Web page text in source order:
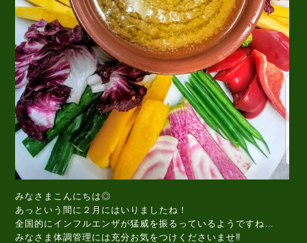
みなさまこんにちは◎
あっという間に２月にはいりましたね！
全国的にインフルエンザが猛威を振るっているようですね…
みなさま体調管理には充分お気をつけくださいませ‼️